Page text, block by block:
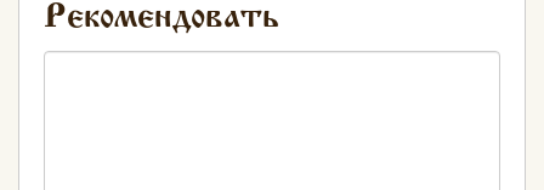
Рекомендовать